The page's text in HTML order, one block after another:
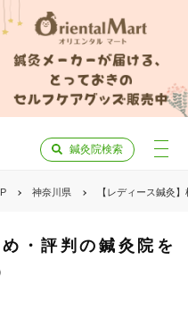
鍼灸院検索
神奈川県 【レディース鍼灸
・評判の鍼灸院を